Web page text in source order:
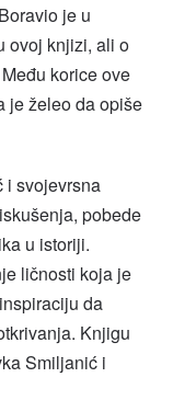
je u
ovoj knjizi, ali o
korice ove
je želeo da opiše
i svojevrsna
pobede
u istoriji.
ličnosti koja je
da
Knjigu
Smiljanić i